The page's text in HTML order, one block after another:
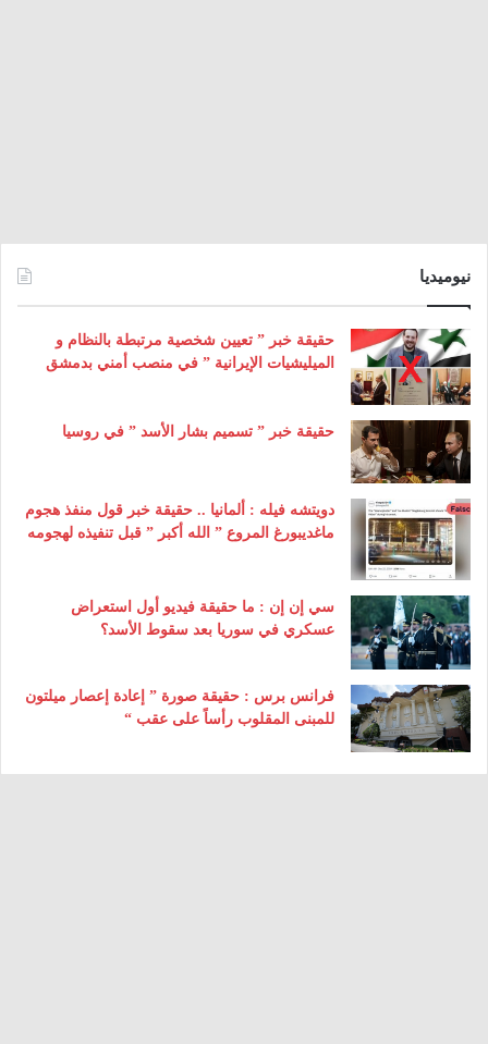
نيوميديا
حقيقة خبر ” تعيين شخصية مرتبطة بالنظام و
الميليشيات الإيرانية ” في منصب أمني بدمشق
حقيقة خبر ” تسميم بشار الأسد ” في روسيا
دويتشه فيله : ألمانيا .. حقيقة خبر قول منفذ هجوم
ماغديبورغ المروع ” الله أكبر ” قبل تنفيذه لهجومه
سي إن إن : ما حقيقة فيديو أول استعراض
عسكري في سوريا بعد سقوط الأسد؟
فرانس برس : حقيقة صورة ” إعادة إعصار ميلتون
للمبنى المقلوب رأساً على عقب “